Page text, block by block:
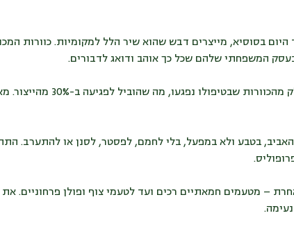
40 שנה ופועלת עד היום בסוסיא, מייצרים דבש שהוא שיר הלל
המשפחתי שלהם שכל כך אוהב ודואג לדבורים.
בתחילת המלחמה גוייס
בטבע ולא במפעל, בלי לחמם, לפסטר, לסנן או להתערב.
– מטעמים חמאתיים רכים ועד לטעמי צוף ופולן פרחוניים.